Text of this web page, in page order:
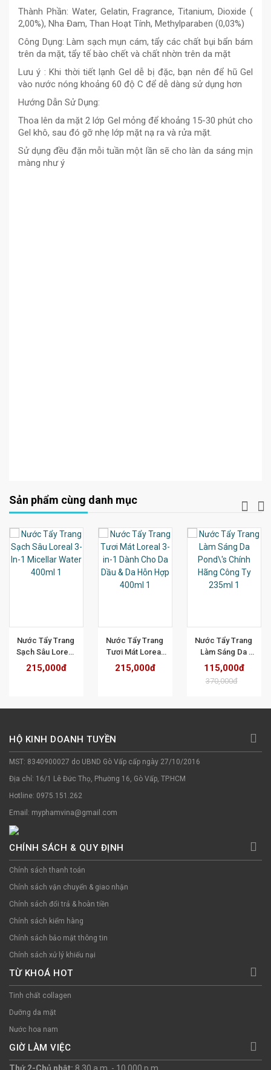
Thành Phần: Water, Gelatin, Fragrance, Titanium, Dioxide (
2,00%), Nha Đam, Than Hoạt Tính, Methylparaben (0,03%)
Công Dụng: Làm sạch mụn cám, tẩy các chất bụi bẩn bám
trên da mặt, tẩy tế bào chết và chất nhờn trên da mặt
Lưu ý : Khi thời tiết lạnh Gel dễ bị đặc, bạn nên để hũ Gel
vào nước nóng khoảng 60 độ C để dễ dàng sử dụng hơn
Hướng Dẫn Sử Dụng:
Thoa lên da mặt 2 lớp Gel mỏng để khoảng 15-30 phút cho
Gel khô, sau đó gỡ nhẹ lớp mặt nạ ra và rửa mặt.
Sử dụng đều đặn mỗi tuần một lần sẽ cho làn da sáng mịn
màng như ý
Sản phẩm cùng danh mục
Nước Tẩy Trang
Sạch Sâu Loreal
3-In-1 Micellar
Water 400ml
215,000đ
Nước Tẩy Trang
Tươi Mát Loreal
3-in-1 Dành Cho
Da Dầu & Da Hỗn
215,000đ
Nước Tẩy Trang
Làm Sáng Da
Pond\'s Chính
Hãng Công Ty
235ml
115,000đ
370,000đ
HỘ KINH DOANH TUYỀN
MST: 8340900027 do UBND Gò Vấp cấp ngày 27/10/2016
Địa chỉ: 16/1 Lê Đức Thọ, Phường 16, Gò Vấp, TP.HCM
Hotline: 0975.151.262
Email: myphamvina@gmail.com
CHÍNH SÁCH & QUY ĐỊNH
Chính sách thanh toán
Chính sách vận chuyển & giao nhận
Chính sách đổi trả & hoàn tiền
Chính sách kiểm hàng
Chính sách bảo mật thông tin
Chính sách xử lý khiếu nại
TỪ KHOÁ HOT
Tinh chất collagen
Dưỡng da mặt
Nước hoa nam
GIỜ LÀM VIỆC